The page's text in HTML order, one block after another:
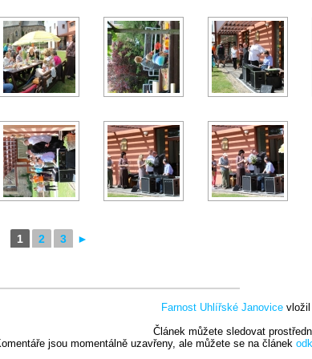
1 2 3 ►
Farnost Uhlířské Janovice vložil
Článek můžete sledovat
jsou momentálně uzavřeny, ale můžete se na článek